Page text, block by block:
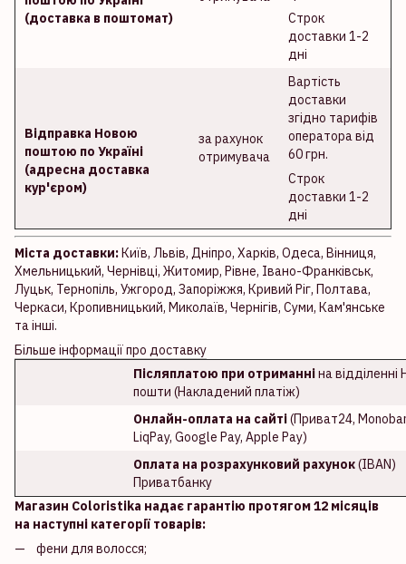
(доставка в поштомат)
Строк
доставки 1-2
дні
Відправка Новою
поштою по Україні
(адресна доставка
кур'єром)
за рахунок
отримувача
Вартість
доставки
згідно тарифів
оператора від
60 грн.
Строк
доставки 1-2
дні
Міста доставки: Київ, Львів, Дніпро, Харків, Одеса, Вінниця,
Хмельницький, Чернівці, Житомир, Рівне, Івано-Франківськ,
Луцьк, Тернопіль, Ужгород, Запоріжжя, Кривий Ріг, Полтава,
Черкаси, Кропивницький, Миколаїв, Чернігів, Суми, Кам'янське
та інші.
Більше інформації про доставку
Післяплатою при отриманніна відділенні
пошти (Накладений платіж)
Онлайн-оплата на сайті(Приват24,
LiqPay, Google Pay, Apple Pay)
Оплата на розрахунковий рахунок(IBAN)
Приватбанку
Магазин Coloristika надає гарантію протягом 12 місяців
на наступні категорії товарів:
фени для волосся;